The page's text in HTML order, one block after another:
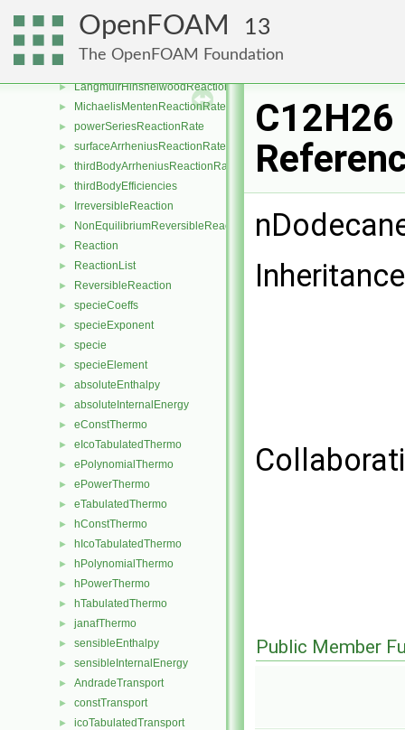
OpenFOAM 13
The OpenFOAM Foundation
► fluxLimitedLangmuirHinshelwoodReactionRate
► JanevReactionRate
►
► LangmuirHinshelwoodReactionRate
► MichaelisMentenReactionRate
► powerSeriesReactionRate
► surfaceArrheniusReactionRate
► thirdBodyArrheniusReactionRate
► thirdBodyEfficiencies
► IrreversibleReaction
► NonEquilibriumReversibleReaction
► Reaction
► ReactionList
► ReversibleReaction
► specieCoeffs
► specieExponent
► specie
► specieElement
► absoluteEnthalpy
► absoluteInternalEnergy
► eConstThermo
► eIcoTabulatedThermo
► ePolynomialThermo
► ePowerThermo
► eTabulatedThermo
► hConstThermo
► hIcoTabulatedThermo
► hPolynomialThermo
► hPowerThermo
► hTabulatedThermo
► janafThermo
► sensibleEnthalpy
► sensibleInternalEnergy
► AndradeTransport
► constTransport
► icoTabulatedTransport
C12H26
Public Member